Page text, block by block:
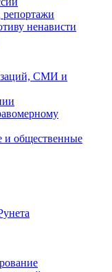
репортажи
ненависти
СМИ и
и общественные